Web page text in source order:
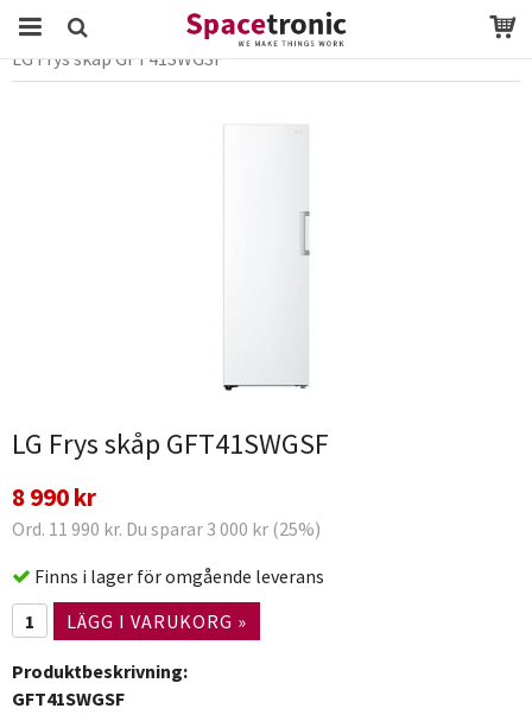
Startsida Webbutik vitvaror Kyl & Frys
LG Frys skåp GFT41SWGSF
LG Frys skåp GFT41SWGSF
8 990 kr
Ord. 11 990 kr. Du sparar 3 000 kr (25%)
Finns i lager för omgående leverans
LÄGG I VARUKORG »
Produktbeskrivning:
GFT41SWGSF